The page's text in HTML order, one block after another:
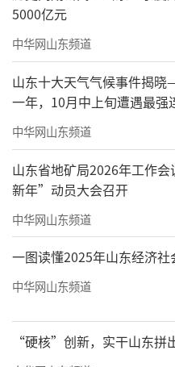
徐爱民校长在
于“申硕建大”关键
为重点建设学科，聚
供应链管理方向。此
深化国际合作、推动
竞争力的关键一步
5000亿元
中华网山东频道
山东十大天气气候事件揭
一年，10月中上旬遭遇最强
中华网山东频道
山东省地矿局2026年工作
新年”动员大会召开
中华网山东频道
一图读懂2025年山东经济
中华网山东频道
“硬核”创新，实干山东拼